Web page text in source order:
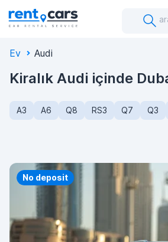
Ev Audi
Kiralık Audi içinde
A3 A6 Q8 RS3 Q7 Q3
Priority
No deposit